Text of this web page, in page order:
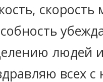
людей
всех